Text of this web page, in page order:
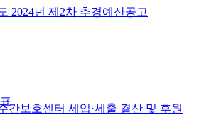
2024년 제2차 추경예산공고
간보호센터 세입·세출 결산 및 후원